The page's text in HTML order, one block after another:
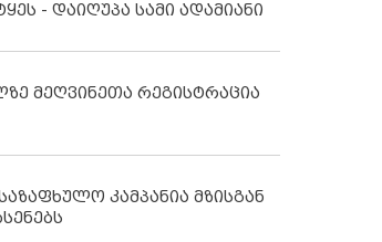
- დაიღუპა სამი ადამიანი
მეღვინეთა რეგისტრაცია
კამპანია მზისგან